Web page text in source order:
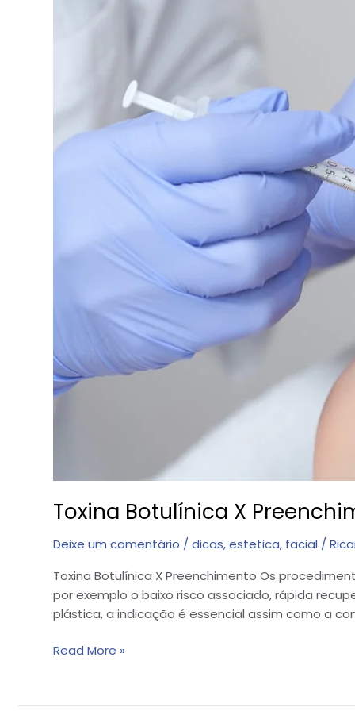
Toxina Botulínica X
Deixe um comentário / dicas,estetica, facial /
Toxina Botulínica X Preenchimento Os
por exemplo o baixo risco associado, rápida
plástica, a indicação é essencial assim como a
Read More »